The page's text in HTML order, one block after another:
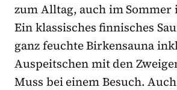
zum Alltag, auch im Sommer
Ein klassisches finnisches
ganz feuchte Birkensauna
Auspeitschen mit den
Muss bei einem Besuch.